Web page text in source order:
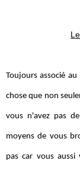
Toujours associé
chose que non
vous n'avez pas
moyens de vous
pas car vous